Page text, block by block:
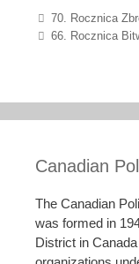
Post navigation
70. Rocznica
66. Rocznica
Canadian
The Canadian
was formed in
District in